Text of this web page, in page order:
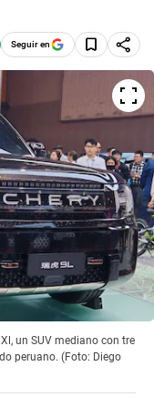
Seguir en
un SUV mediano con tre
peruano. (Foto: Diego